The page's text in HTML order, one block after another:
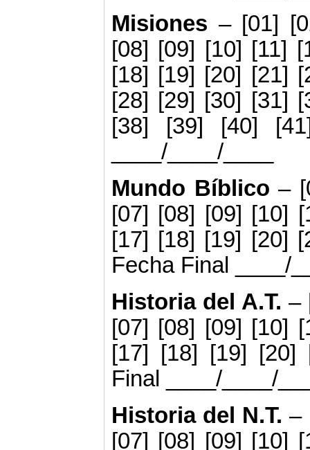
Misiones – [01]
[08] [09] [10] [11]
[18] [19] [20] [21]
[28] [29] [30] [31]
[38] [39] [40]
____/____/____
Mundo Bíblico–
[07] [08] [09] [10]
[17] [18] [19] [20]
Fecha Final ____/
Historia del A.T.–
[07] [08] [09] [10]
[17] [18] [19] [20]
Final ____/____/
Historia del N.T. –
[07] [08] [09] [10]